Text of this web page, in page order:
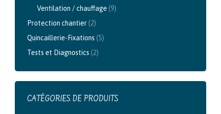
Ventilation / chauffage (9)
Protection chantier(2)
Quincaillerie-Fixations (5)
Tests et Diagnostics (2)
CATÉGORIES DE PRODUITS